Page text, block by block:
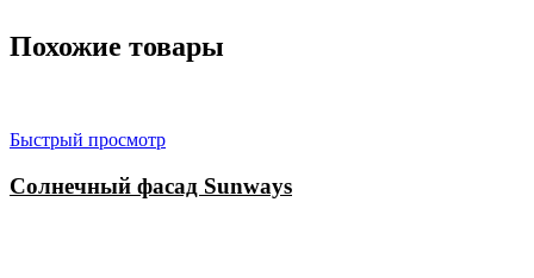
Похожие товары
Быстрый просмотр
Солнечный фасад Sunways